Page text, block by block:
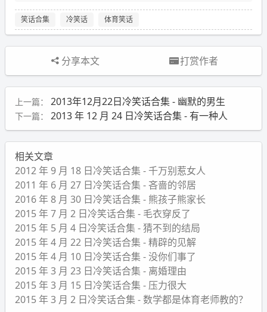
笑话合集 冷笑话 体育笑话
分享本文 打赏作者
上一篇： 2013年12月22日冷笑话合集 - 幽默的男生
下一篇： 2013 年 12 月 24 日冷笑话合集 - 有一种人
相关文章
2012 年 9 月 18 日冷笑话合集 - 千万别惹女人
2011 年 6 月 27 日冷笑话合集 - 吝啬的邻居
2016 年 8 月 30 日冷笑话合集 - 熊孩子熊家长
2015 年 7 月 2 日冷笑话合集 - 毛衣穿反了
2015 年 5 月 4 日冷笑话合集 - 猜不到的结局
2015 年 4 月 22 日冷笑话合集 - 精辟的见解
2015 年 4 月 10 日冷笑话合集 - 没你们事了
2015 年 3 月 23 日冷笑话合集 - 离婚理由
2015 年 3 月 15 日冷笑话合集 - 压力很大
2015 年 3 月 2 日冷笑话合集 - 数学都是体育老师教的？